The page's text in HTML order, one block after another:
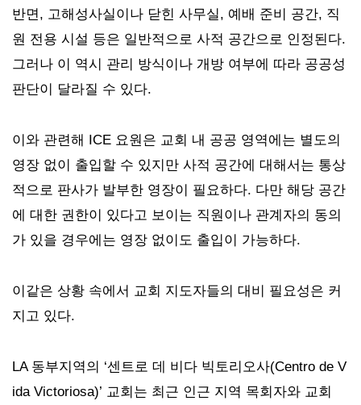
반면, 고해성사실이나 닫힌 사무실, 예배 준비 공간, 직
원 전용 시설 등은 일반적으로 사적 공간으로 인정된다.
그러나 이 역시 관리 방식이나 개방 여부에 따라 공공성
판단이 달라질 수 있다.
이와 관련해 ICE 요원은 교회 내 공공 영역에는 별도의
영장 없이 출입할 수 있지만 사적 공간에 대해서는 통상
적으로 판사가 발부한 영장이 필요하다. 다만 해당 공간
에 대한 권한이 있다고 보이는 직원이나 관계자의 동의
가 있을 경우에는 영장 없이도 출입이 가능하다.
이같은 상황 속에서 교회 지도자들의 대비 필요성은 커
지고 있다.
LA 동부지역의 ‘센트로 데 비다 빅토리오사(Centro de V
ida Victoriosa)’ 교회는 최근 인근 지역 목회자와 교회